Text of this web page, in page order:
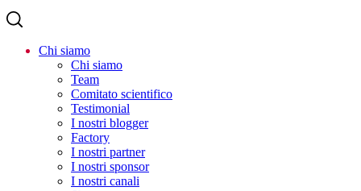
Chi siamo
Chi siamo
Team
Comitato scientifico
Testimonial
I nostri blogger
Factory
I nostri partner
I nostri sponsor
I nostri canali